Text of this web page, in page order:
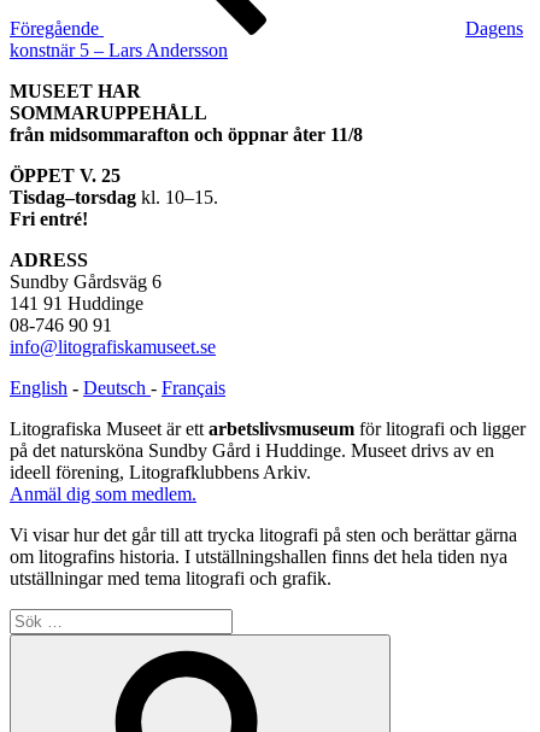
Föregående
Dagens
konstnär 5 – Lars Andersson
MUSEET HAR
SOMMARUPPEHÅLL
från midsommarafton och öppnar åter 11/8
ÖPPET V. 25
Tisdag–torsdag kl. 10–15.
Fri entré!
ADRESS
Sundby Gårdsväg 6
141 91 Huddinge
08-746 90 91
info@litografiskamuseet.se
English - Deutsch - Français
Litografiska Museet är ett arbetslivsmuseum för litografi och ligger
på det natursköna Sundby Gård i Huddinge. Museet drivs av en
ideell förening, Litografklubbens Arkiv.
Anmäl dig som medlem.
Vi visar hur det går till att trycka litografi på sten och berättar gärna
om litografins historia. I utställningshallen finns det hela tiden nya
utställningar med tema litografi och grafik.
Sök
efter: